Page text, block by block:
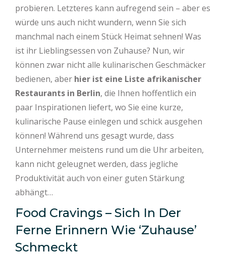
probieren. Letzteres kann aufregend sein – aber es
würde uns auch nicht wundern, wenn Sie sich
manchmal nach einem Stück Heimat sehnen! Was
ist ihr Lieblingsessen von Zuhause? Nun, wir
können zwar nicht alle kulinarischen Geschmäcker
bedienen, aber hier ist eine Liste afrikanischer
Restaurants in Berlin, die Ihnen hoffentlich ein
paar Inspirationen liefert, wo Sie eine kurze,
kulinarische Pause einlegen und schick ausgehen
können! Während uns gesagt wurde, dass
Unternehmer meistens rund um die Uhr arbeiten,
kann nicht geleugnet werden, dass jegliche
Produktivität auch von einer guten Stärkung
abhängt…
Food Cravings – Sich In Der
Ferne Erinnern Wie ‘Zuhause’
Schmeckt